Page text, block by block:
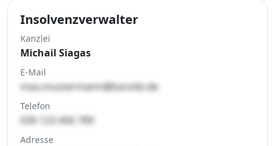
Insolvenzverwalter
Kanzlei
Michail Siagas
E-Mail
max.mustermann@kanzlei.de
Telefon
030 123 456 789
Adresse